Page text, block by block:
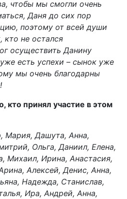
чтобы мы смогли очень
Даня до сих пор
поэтому от всей души
кто не остался
осуществить Данину
есть успехи – сынок уже
мы очень благодарны
кто принял участие в этом
Мария, Дашута, Анна,
Ольга, Даниил, Елена,
Михаил, Ирина, Анастасия,
Алексей, Денис, Анна,
Надежда, Станислав,
Ира, Андрей, Анна,